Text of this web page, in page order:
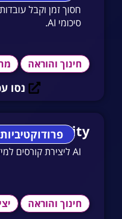
חסוך זמן וקבל
סיכומי AI.
חינוך והוראה
נסו
פרודוקטיביות
Quriosity
AI ליצירת קורסים למידה אישיים.
חינוך והוראה